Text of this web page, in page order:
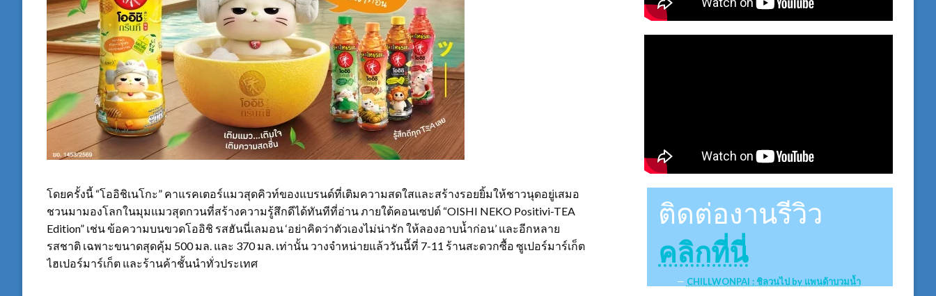
โดยครั้งนี้ “โออิชิเนโกะ” คาแรคเตอร์แมวสุดคิวท์ของแบรนด์ที่เติมความสดใสและสร้างรอยยิ้มให้ชาวนุดอยู่เสมอ
ชวนมามองโลกในมุมแมวสุดกวนที่สร้างความรู้สึกดีได้ทันทีที่อ่าน ภายใต้คอนเซปต์ “OISHI NEKO Positivi-TEA
Edition” เช่น ข้อความบนขวดโออิชิ รสฮันนี่เลมอน ‘อย่าคิดว่าตัวเองไม่น่ารัก ให้ลองอาบน้ำก่อน’ และอีกหลาย
รสชาติ เฉพาะขนาดสุดคุ้ม 500 มล. และ 370 มล. เท่านั้น วางจำหน่ายแล้ววันนี้ที่ 7-11 ร้านสะดวกซื้อ ซูเปอร์มาร์เก็ต
ไฮเปอร์มาร์เก็ต และร้านค้าชั้นนำทั่วประเทศ
ติดต่องานรีวิว
คลิกที่นี่
CHILLWONPAI : ชิลวนไป by แพนด้าบวมน้ำ